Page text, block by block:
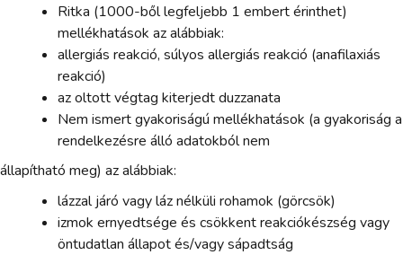
Ritka (1000-ből legfeljebb 1 embert érinthet)
mellékhatások az alábbiak:
allergiás reakció, súlyos allergiás reakció (anafilaxiás
reakció)
az oltott végtag kiterjedt duzzanata
Nem ismert gyakoriságú mellékhatások (a gyakoriság a
rendelkezésre álló adatokból nem
állapítható meg) az alábbiak:
lázzal járó vagy láz nélküli rohamok (görcsök)
izmok ernyedtsége és csökkent reakciókészség vagy
öntudatlan állapot és/vagy sápadtság